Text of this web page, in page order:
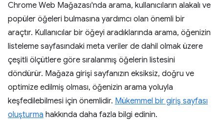
Chrome Web Mağazası'nda arama, kullanıcıların alakalı ve
popüler öğeleri bulmasına yardımcı olan önemli bir
araçtır. Kullanıcılar bir öğeyi aradıklarında arama, öğenizin
listeleme sayfasındaki meta veriler de dahil olmak üzere
çeşitli ölçütlere göre sıralanmış öğelerin listesini
döndürür. Mağaza girişi sayfanızın eksiksiz, doğru ve
optimize edilmiş olması, öğenizin arama yoluyla
keşfedilebilmesi için önemlidir. Mükemmel bir giriş sayfası
oluşturma hakkında daha fazla bilgi edinin.